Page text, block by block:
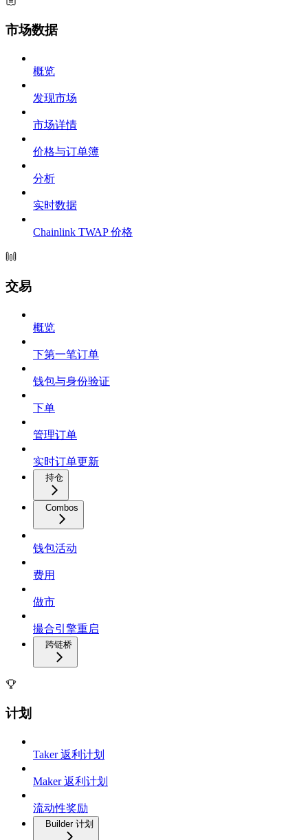
市场数据
概览
发现市场
市场详情
价格与订单簿
分析
实时数据
Chainlink TWAP 价格
交易
概览
下第一笔订单
钱包与身份验证
下单
管理订单
实时订单更新
持仓
Combos
钱包活动
费用
做市
撮合引擎重启
跨链桥
计划
Taker 返利计划
Maker 返利计划
流动性奖励
Builder 计划